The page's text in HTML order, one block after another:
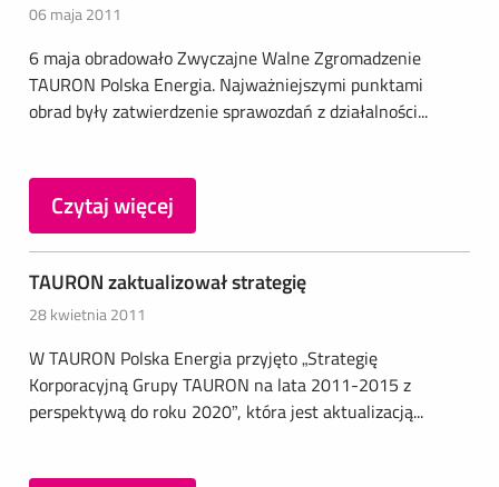
06 maja 2011
6 maja obradowało Zwyczajne Walne Zgromadzenie
TAURON Polska Energia. Najważniejszymi punktami
obrad były zatwierdzenie sprawozdań z działalności...
Czytaj więcej
TAURON zaktualizował strategię
28 kwietnia 2011
W TAURON Polska Energia przyjęto „Strategię
Korporacyjną Grupy TAURON na lata 2011-2015 z
perspektywą do roku 2020”, która jest aktualizacją...